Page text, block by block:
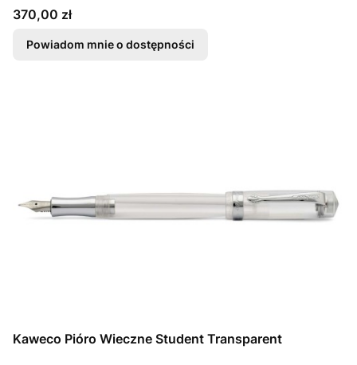
Cena
370,00 zł
Powiadom mnie o dostępności
Kaweco Pióro Wieczne Student Transparent